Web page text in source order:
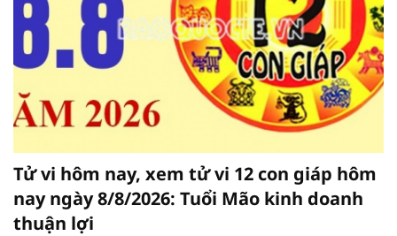
Tử vi hôm nay, xem tử vi 12 con giáp hôm
nay ngày 8/8/2026: Tuổi Mão kinh doanh
thuận lợi